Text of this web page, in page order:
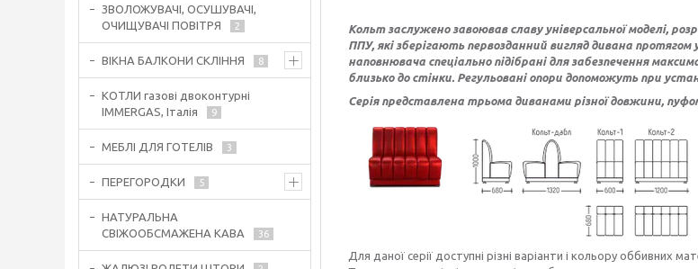
Кольт заслужено завоював славу універсальної моделі,
ППУ, які зберігають первозданний вигляд дивана
наповнювача спеціально підібрані для забезпечення
близько до стінки. Регульовані опори допоможуть при
Серія представлена трьома диванами різної довжини,
Для даної серії доступні різні варіанти і кольору оббивних
ЗВОЛОЖУВАЧІ, ОСУШУВАЧІ,
ОЧИЩУВАЧІ ПОВІТРЯ
2
ВІКНА БАЛКОНИ СКЛІННЯ 8
КОТЛИ газові двоконтурні
IMMERGAS, Італія
9
МЕБЛІ ДЛЯ ГОТЕЛІВ 3
ПЕРЕГОРОДКИ 5
НАТУРАЛЬНА
СВІЖООБСМАЖЕНА КАВА
36